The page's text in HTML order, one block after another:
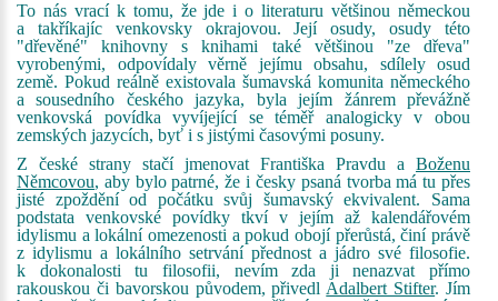
To nás vrací k tomu, že jde i o literaturu většinou německou
a takříkajíc venkovsky okrajovou. Její osudy, osudy této
"dřevěné" knihovny s knihami také většinou "ze dřeva"
vyrobenými, odpovídaly věrně jejímu obsahu, sdílely osud
země. Pokud reálně existovala šumavská komunita německého
a sousedního českého jazyka, byla jejím žánrem převážně
venkovská povídka vyvíjející se téměř analogicky v obou
zemských jazycích, byť i s jistými časovými posuny.
Z české strany stačí jmenovat Františka Pravdu a Boženu
Němcovou, aby bylo patrné, že i česky psaná tvorba má tu přes
jisté zpoždění od počátku svůj šumavský ekvivalent. Sama
podstata venkovské povídky tkví v jejím až kalendářovém
idylismu a lokální omezenosti a pokud obojí přerůstá, činí právě
z idylismu a lokálního setrvání přednost a jádro své filosofie.
k dokonalosti tu filosofii, nevím zda ji nenazvat přímo
rakouskou či bavorskou původem, přivedl Adalbert Stifter. Jím